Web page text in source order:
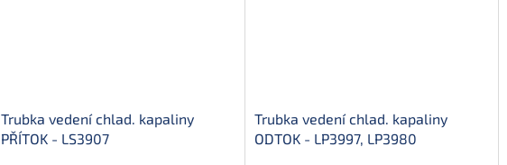
Trubka vedení chlad. kapaliny
PŘÍTOK - LS3907
Trubka vedení chlad. kapaliny
ODTOK - LP3997, LP3980